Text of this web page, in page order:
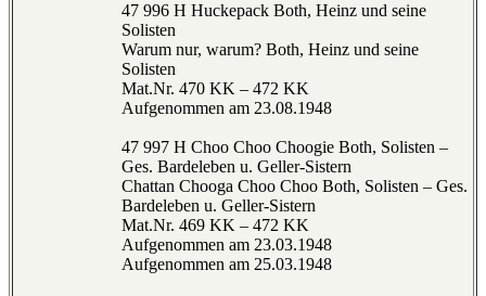
47 996 H Huckepack Both, Heinz und seine
Solisten
Warum nur, warum? Both, Heinz und seine
Solisten
Mat.Nr. 470 KK – 472 KK
Aufgenommen am 23.08.1948
47 997 H Choo Choo Choogie Both, Solisten –
Ges. Bardeleben u. Geller-Sistern
Chattan Chooga Choo Choo Both, Solisten – Ges.
Bardeleben u. Geller-Sistern
Mat.Nr. 469 KK – 472 KK
Aufgenommen am 23.03.1948
Aufgenommen am 25.03.1948